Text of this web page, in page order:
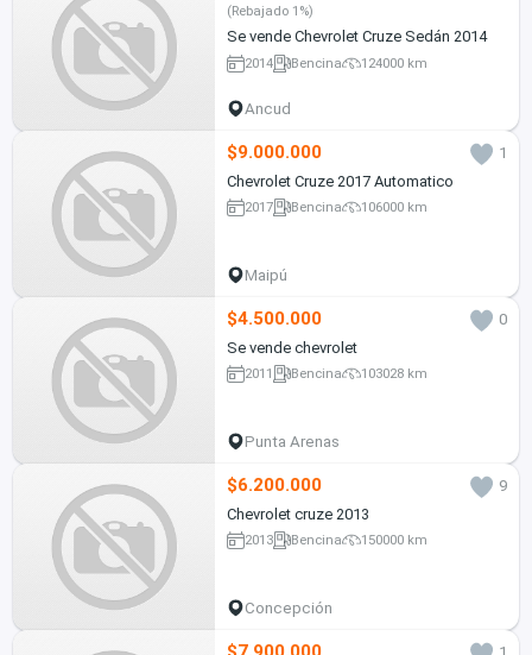
(Rebajado 1%)
Se vende Chevrolet Cruze Sedán 2014
2014 Bencina 124000 km
Ancud
$9.000.000
1
Chevrolet Cruze 2017 Automatico
2017 Bencina 106000 km
Maipú
$4.500.000
0
Se vende chevrolet
2011 Bencina 103028 km
Punta Arenas
$6.200.000
9
Chevrolet cruze 2013
2013 Bencina 150000 km
Concepción